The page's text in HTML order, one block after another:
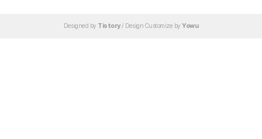
Designed by Tistory/ Design Customize by Yowu